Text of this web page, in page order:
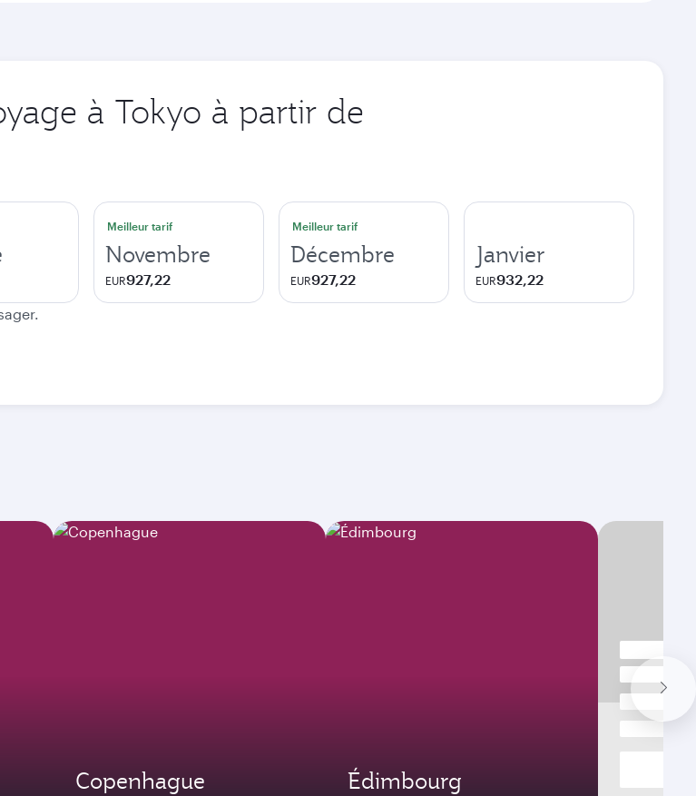
à Tokyo à partir de
Meilleur tarif
Novembre
EUR927,22
Meilleur tarif
Décembre
EUR927,22
Janvier
EUR932,22
Copenhague Édimbourg